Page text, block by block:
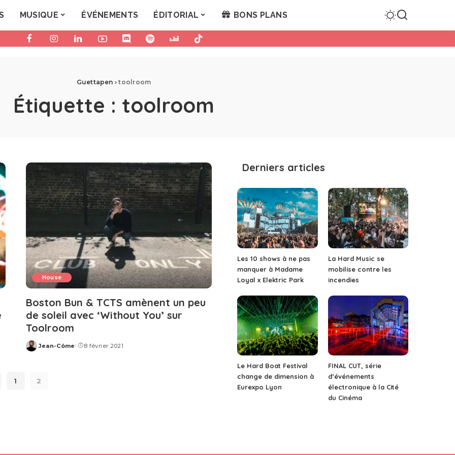
MUSIQUE ÉVÉNEMENTS ÉDITORIAL BONS PLANS
Guettapen ›toolroom
Étiquette : toolroom
House
Boston Bun & TCTS amènent un peu
de soleil avec ‘Without You’ sur
Toolroom
Posted
Jean-Côme 8 février 2021
1 2
Derniers articles
Les 10 shows à ne pas
manquer à Madame
Loyal x Elektric Park
La Hard Music se
mobilise contre les
incendies
Le Hard Boat Festival
change de dimension à
Eurexpo Lyon
FINAL CUT, série
d’événements
électronique à la Cité
du Cinéma